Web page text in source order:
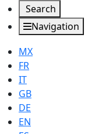
Search
Navigation
MX
FR
IT
GB
DE
EN